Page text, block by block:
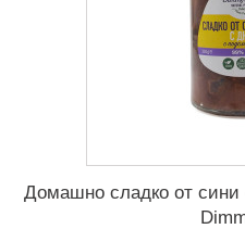
Домашно сладко от